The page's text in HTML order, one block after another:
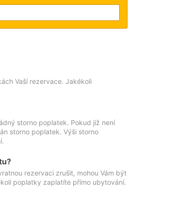
Vaší rezervace. Jakékoli
storno poplatek. Pokud již není
storno poplatek. Výši storno
rezervaci zrušit, mohou Vám být
poplatky zaplatíte přímo ubytování.